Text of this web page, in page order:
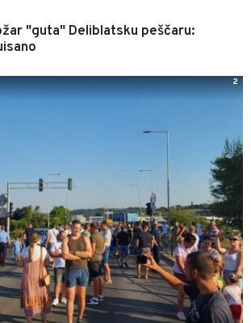
"guta" Deliblatsku peščaru:
2